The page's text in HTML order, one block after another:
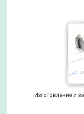
Изготовление и